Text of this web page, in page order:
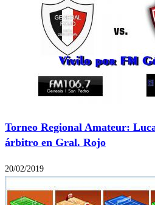
Torneo Regional Amateur:
árbitro en Gral. Rojo
20/02/2019